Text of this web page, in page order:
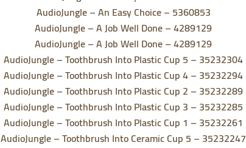
AudioJungle – An Easy Choice – 5360853
AudioJungle – A Job Well Done – 4289129
AudioJungle – A Job Well Done – 4289129
AudioJungle – Toothbrush Into Plastic Cup 5 – 35232304
AudioJungle – Toothbrush Into Plastic Cup 4 – 35232294
AudioJungle – Toothbrush Into Plastic Cup 2 – 35232289
AudioJungle – Toothbrush Into Plastic Cup 3 – 35232285
AudioJungle – Toothbrush Into Plastic Cup 1 – 35232261
AudioJungle – Toothbrush Into Ceramic Cup 5 – 35232247